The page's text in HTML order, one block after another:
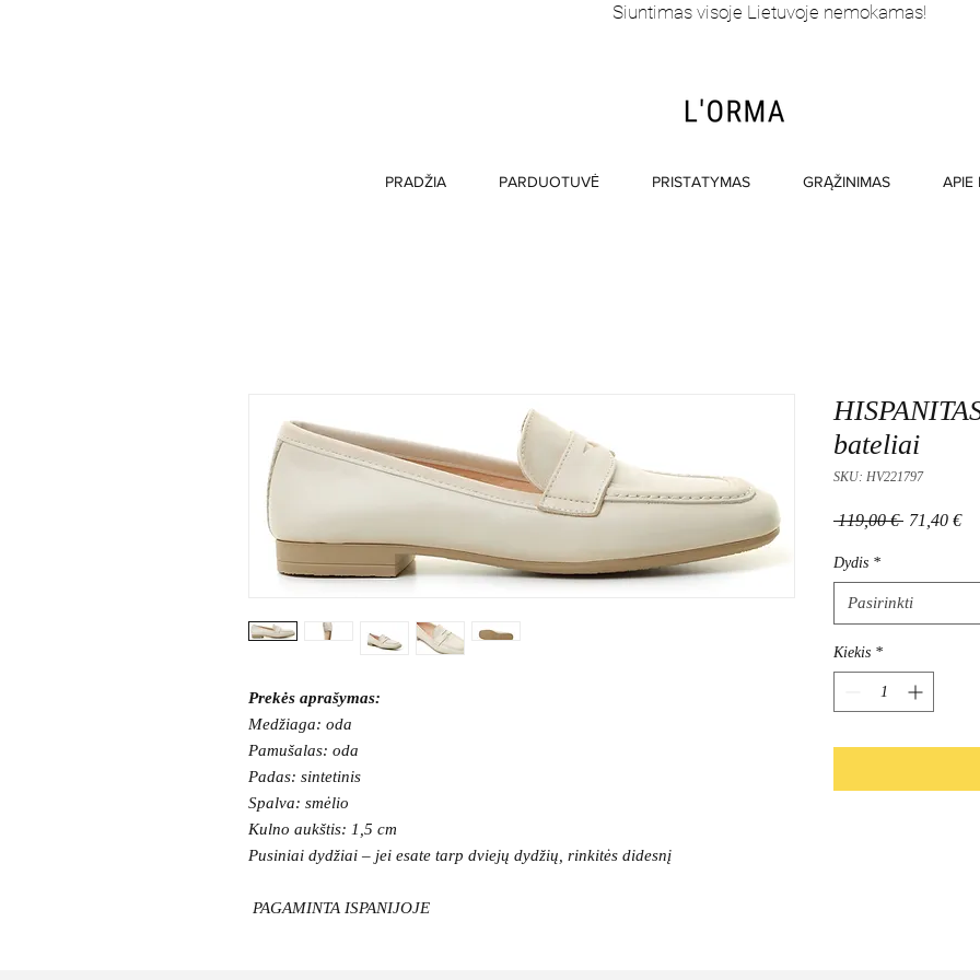
Siuntimas visoje Lietuvoje nemokamas!
PRADŽIA PARDUOTUVĖ PRISTATYMAS GRĄŽINIMAS APIE
Prekės aprašymas:
Medžiaga: oda
Pamušalas: oda
Padas: sintetinis
Spalva: smėlio
Kulno aukštis: 1,5 cm
Pusiniai dydžiai – jei esate tarp dviejų dydžių, rinkitės didesnį
PAGAMINTA ISPANIJOJE
bateliai
SKU: HV221797
119,00 € Įprastinė
71,40 €
Dydis *
Pasirinkti
Kiekis *